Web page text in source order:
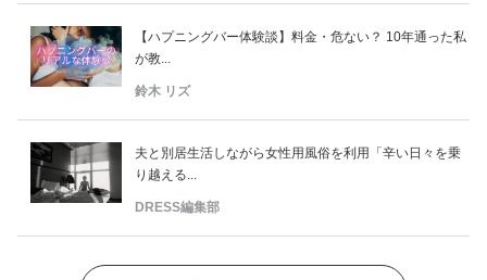
【ハプニングバー体験談】料金・危ない？ 10年通った私
が教...
鈴木 リズ
夫と別居生活しながら女性用風俗を利用「辛い日々を乗
り越える...
DRESS編集部